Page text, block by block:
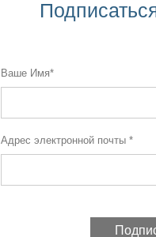
Ваше Имя*
Адрес электронной почты *